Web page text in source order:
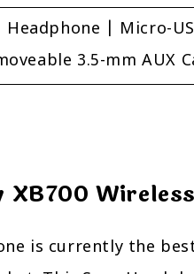
Headphone | Micro-
3.5-mm AUX
XB700
is currently the